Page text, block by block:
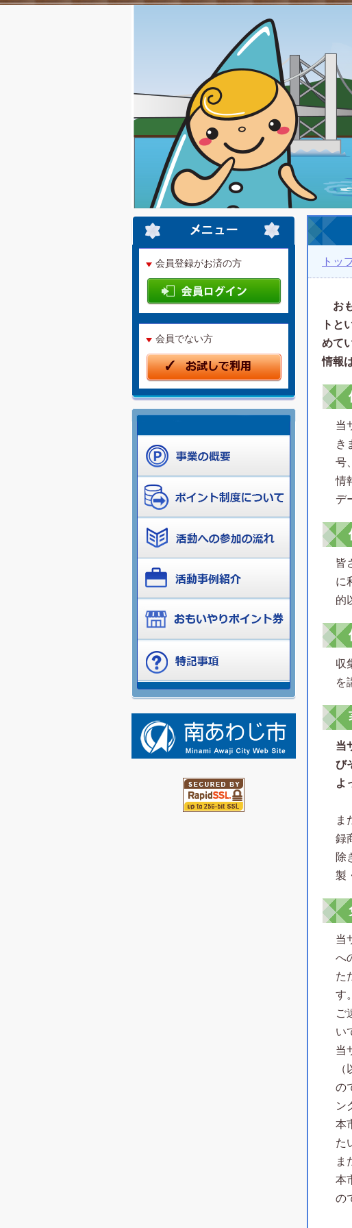
会員登録がお済の方
会員でない方
トッ
おも
トと
めて
情報
当
き
号
情
デ
皆
に
的
収
を
当
び
よ
ま
録
除
製
当
へ
た
す
ご
い
当
の
ン
本
た
ま
本
の